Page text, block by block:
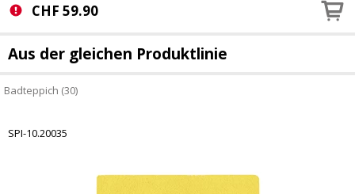
CHF 59.90
Aus der gleichen Produktlinie
Badteppich (30)
SPI-10.20035